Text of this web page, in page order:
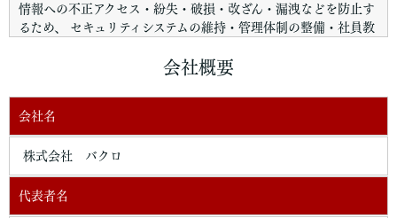
情報への不正アクセス・紛失・破損・改ざん・漏洩などを防止す
るため、 セキュリティシステムの維持・管理体制の整備・社員教
個人情報の利用目的
お客さまからお預かりした個人情報は、当社からのご連絡や業務
のご案内やご質問に対する回答として、電子メールや資料のご送
付に利用いたします。
個人情報の第三者への開示・提供の禁止
当社は、お客さまよりお預かりした個人情報を適切に管理し、次
会社概要
会社名
株式会社 バクロ
代表者名